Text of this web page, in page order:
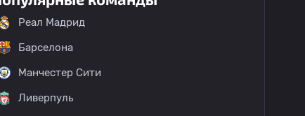
Реал Мадрид
Барселона
Манчестер Сити
Ливерпуль